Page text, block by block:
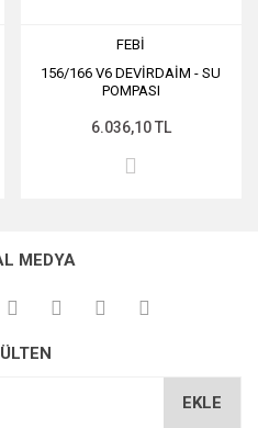
FEBİ
156/166 V6 DEVİRDAİM - SU
POMPASI
6.036,10 TL
MEDYA
EKLE